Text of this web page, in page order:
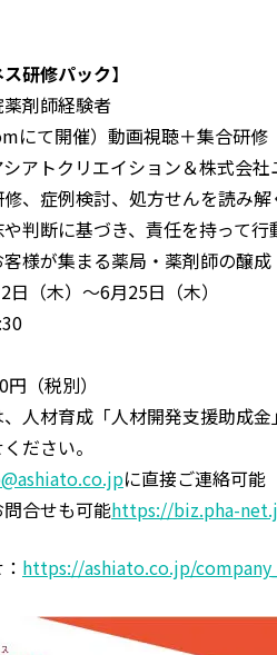
研修パック】
剤師経験者
にて開催）動画視聴＋集合研修
トクリエイション＆株式会社
、症例検討、処方せんを読み
判断に基づき、責任を持って
集まる薬局・薬剤師の醸成
（木）〜6月25日（木）
（税別）
人材育成「人材開発支援助成金
ださい。
に直接ご連絡可能
合せも可能https://biz.pha-
https://ashiato.co.jp/